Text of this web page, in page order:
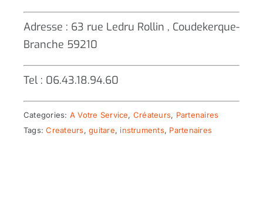
Adresse : 63 rue Ledru Rollin , Coudekerque-
Branche 59210
Tel : 06.43.18.94.60
Categories: A Votre Service, Créateurs, Partenaires
Tags:Createurs,guitare, instruments, Partenaires